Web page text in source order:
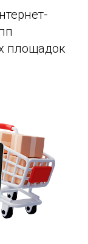
площадок